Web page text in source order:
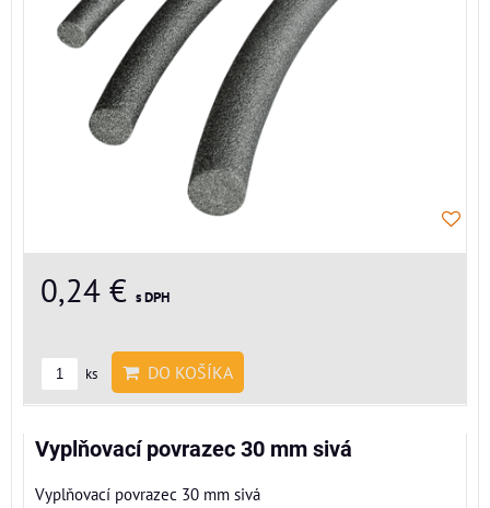
0,24 € s DPH
ks DO KOŠÍKA
Vyplňovací povrazec 30 mm sivá
Vyplňovací povrazec 30 mm sivá